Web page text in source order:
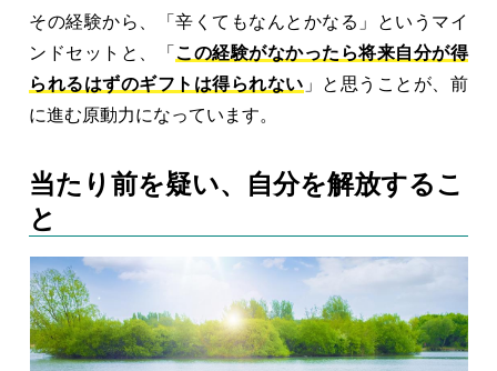
その経験から、「辛くてもなんとかなる」というマイ
ンドセットと、「 この経験がなかったら将来自分が得
られるはずのギフトは得られない 」と思うことが、前
に進む原動力になっています。
当たり前を疑い、自分を解放するこ
と